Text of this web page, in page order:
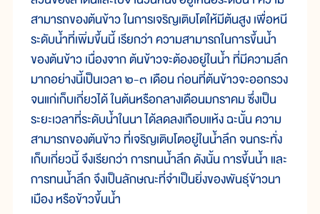
สามารถของต้นข้าว ในการเจริญเติบโตให้มีต้นสูง เพื่อหนี
ระดับน้ำที่เพิ่มขึ้นนี้ เรียกว่า ความสามารถในการขึ้นน้ำ
ของต้นข้าว เนื่องจาก ต้นข้าวจะต้องอยู่ในน้ำ ที่มีความลึก
มากอย่างนี้เป็นเวลา ๒-๓ เดือน ก่อนที่ต้นข้าวจะออกรวง
จนแก่เก็บเกี่ยวได้ ในต้นหรือกลางเดือนมกราคม ซึ่งเป็น
ระยะเวลาที่ระดับน้ำในนา ได้ลดลงเกือบแห้ง ฉะนั้น ความ
สามารถของต้นข้าว ที่เจริญเติบโตอยู่ในน้ำลึก จนกระทั่ง
เก็บเกี่ยวนี้ จึงเรียกว่า การทนน้ำลึก ดังนั้น การขึ้นน้ำ และ
การทนน้ำลึก จึงเป็นลักษณะที่จำเป็นยิ่งของพันธุ์ข้าวนา
เมือง หรือข้าวขึ้นน้ำ